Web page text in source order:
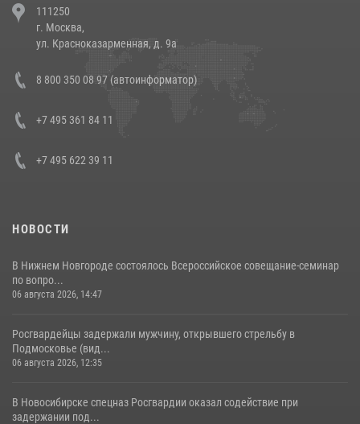
напавших на бригаду скорой помощи (видео)
14 июля 2026, 12:20
В Росгвардии прошла военно-научная конференция по обобщению
боевого опыта
111250
г. Москва,
ул. Красноказарменная, д. 9а
8 800 350 08 97 (автоинформатор)
+7 495 361 84 11
+7 495 622 39 11
НОВОСТИ
В Нижнем Новгороде состоялось Всероссийское совещание-семинар
по вопро...
06 августа 2026, 14:47
Росгвардейцы задержали мужчину, открывшего стрельбу в
Подмосковье (вид...
06 августа 2026, 12:35
В Новосибирске спецназ Росгвардии оказал содействие при
задержании под...